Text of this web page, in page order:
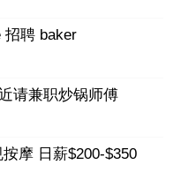
招聘 baker
请兼职炒锅师傅
摩 日薪$200-$350